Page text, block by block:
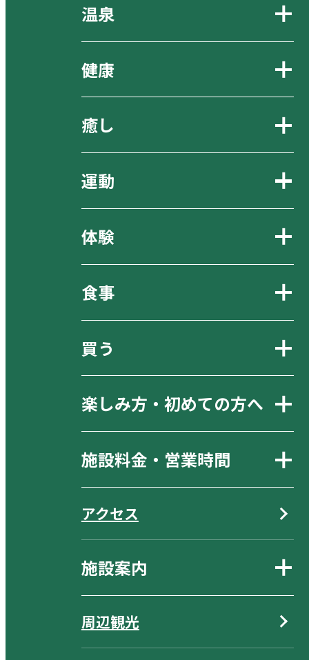
温泉
健康
癒し
運動
体験
食事
買う
楽しみ方・初めての方へ
施設料金・営業時間
アクセス
施設案内
周辺観光